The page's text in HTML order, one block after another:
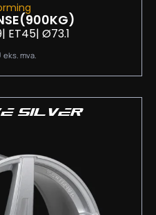
(900KG)
| ET45| Ø73.1
eks. mva.
SILVER